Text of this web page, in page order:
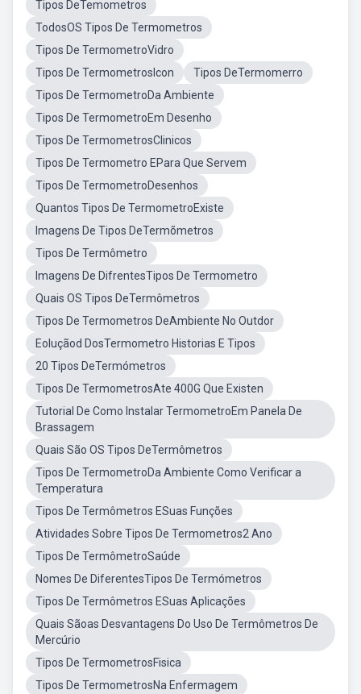
Tipos DeTemometros
TodosOS Tipos De Termometros
Tipos De TermometroVidro
Tipos De TermometrosIcon
Tipos DeTermomerro
Tipos De TermometroDa Ambiente
Tipos De TermometroEm Desenho
Tipos De TermometrosClinicos
Tipos De Termometro EPara Que Servem
Tipos De TermometroDesenhos
Quantos Tipos De TermometroExiste
Imagens De Tipos DeTermõmetros
Tipos De Termômetro
Imagens De DifrentesTipos De Termometro
Quais OS Tipos DeTermômetros
Tipos De Termometros DeAmbiente No Outdor
Eoluçãod DosTermometro Historias E Tipos
20 Tipos DeTermómetros
Tipos De TermometrosAte 400G Que Existen
Tutorial De Como Instalar TermometroEm Panela De
Brassagem
Quais São OS Tipos DeTermômetros
Tipos De TermometroDa Ambiente Como Verificar a
Temperatura
Tipos De Termômetros ESuas Funções
Atividades Sobre Tipos De Termometros2 Ano
Tipos De TermômetroSaúde
Nomes De DiferentesTipos De Termómetros
Tipos De Termômetros ESuas Aplicações
Quais Sãoas Desvantagens Do Uso De Termômetros De
Mercúrio
Tipos De TermometrosFisica
Tipos De TermometrosNa Enfermagem